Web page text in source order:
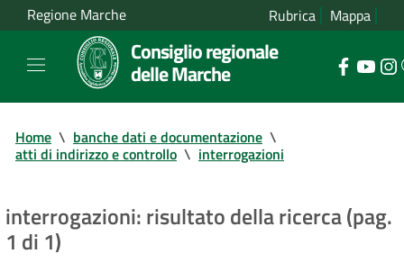
Regione Marche Rubrica Mappa
Consiglio regionale
delle Marche
Home \ banche dati e documentazione \
atti di indirizzo e controllo \ interrogazioni
interrogazioni: risultato della ricerca (pag.
1 di 1)